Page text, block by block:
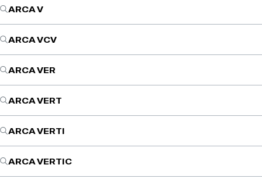
ARCA V
ARCA VCV
ARCA VER
ARCA VERT
ARCA VERTI
ARCA VERTIC